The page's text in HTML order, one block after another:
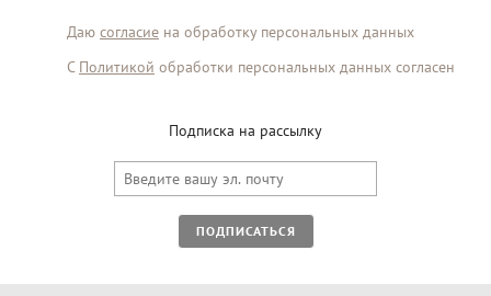
Даю согласие на обработку персональных данных
С Политикой обработки персональных данных согласен
Подписка на рассылку
ПОДПИСАТЬСЯ